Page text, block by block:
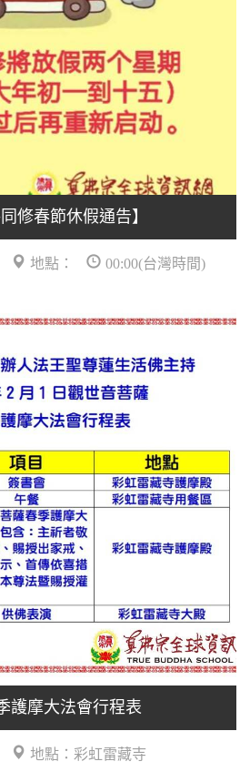
修春節休假通告】
地點： 00:00(台灣時間)
護摩大法會行程表
地點：彩虹雷藏寺